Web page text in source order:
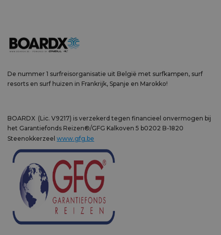
De nummer 1 surfreisorganisatie uit België met surfkampen, surf
resorts en surf huizen in Frankrijk, Spanje en Marokko!
BOARDX (Lic. V9217) is verzekerd tegen financieel onvermogen bij
het Garantiefonds Reizen®/GFG Kalkoven 5 b0202 B-1820
Steenokkerzeel www.gfg.be